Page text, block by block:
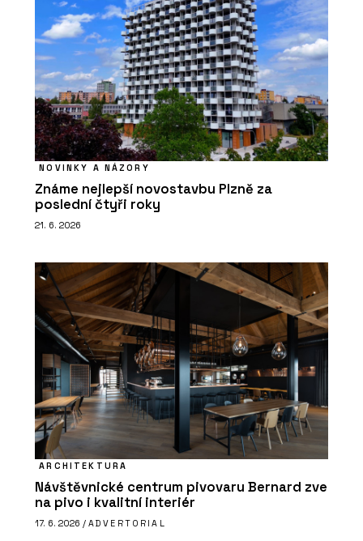
NOVINKY A NÁZORY
Známe nejlepší novostavbu Plzně za
poslední čtyři roky
21. 6. 2026
ARCHITEKTURA
Návštěvnické centrum pivovaru Bernard zve
na pivo i kvalitní interiér
17. 6. 2026 / ADVERTORIAL